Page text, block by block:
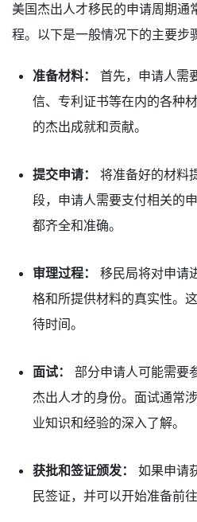
美国杰出人才移民的申请周期通
程。以下是一般情况下的主要步
准备材料：
首先，申请人需
信、专利证书等在内的各种
的杰出成就和贡献。
提交申请：
将准备好的材料
段，申请人需要支付相关的
都齐全和准确。
审理过程：
移民局将对申请
格和所提供材料的真实性。
待时间。
面试：
部分申请人可能需要
杰出人才的身份。面试通常
业知识和经验的深入了解。
获批和签证颁发：
如果申请
民签证，并可以开始准备前